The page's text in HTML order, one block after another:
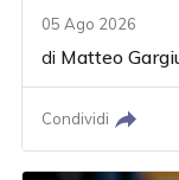
05 Ago 2026
di Matteo
Condividi